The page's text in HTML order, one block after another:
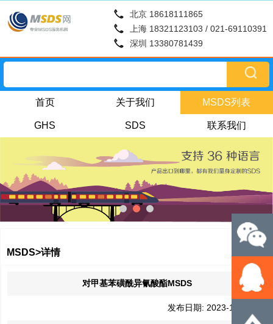
北京 18618111865
上海 18321123103 / 021-69110391
深圳 13380781439
首页 关于我们 MSDS列表
GHS SDS 联系我们
MSDS>详情
对甲基苯磺酰异氰酸酯MSDS
发布日期: 2023-12-20